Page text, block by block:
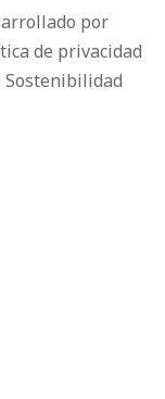
por
de privacidad